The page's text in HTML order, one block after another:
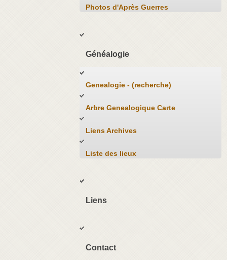
Photos d'Après Guerres
Généalogie
Genealogie - (recherche)
Arbre Genealogique Carte
Liens Archives
Liste des lieux
Liens
Contact